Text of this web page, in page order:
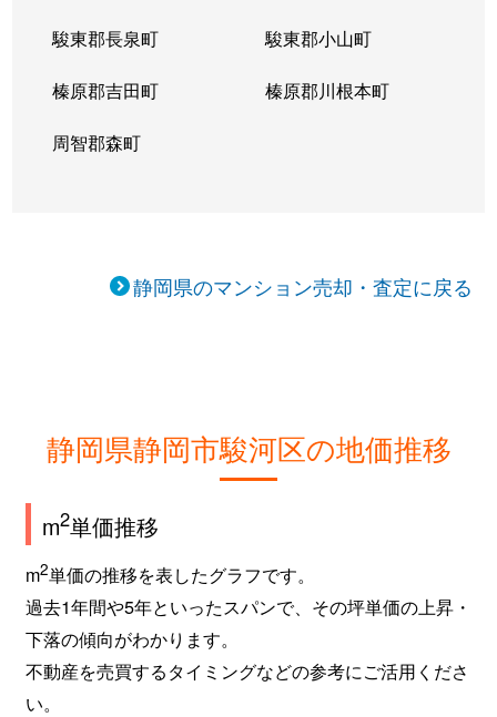
駿東郡長泉町 駿東郡小山町
榛原郡吉田町 榛原郡川根本町
周智郡森町
静岡県のマンション売却・査定に戻る
静岡県静岡市駿河区の地価推移
m2単価推移
m2単価の推移を表したグラフです。
過去1年間や5年といったスパンで、その坪単価の上昇・
下落の傾向がわかります。
不動産を売買するタイミングなどの参考にご活用くださ
い。